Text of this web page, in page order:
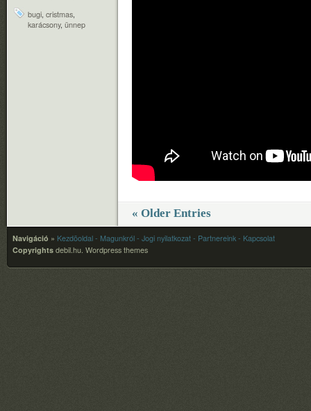
bugi cristmas
karácsony, ünnep
« Older Entries
Navigáció » Kezdõoldal - Magunkról - Jogi nyilatkozat - Partnereink - Kapcsolat
Copyrights debil.hu. Wordpress themes